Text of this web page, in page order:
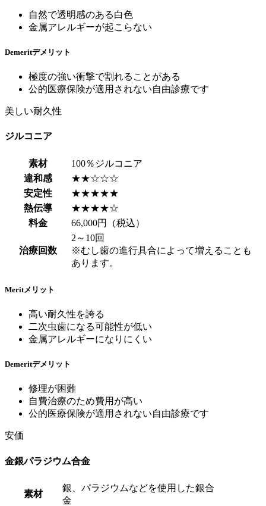
自然で透明感のある白色
金属アレルギーが起こらない
Demeritデメリット
極度の強い衝撃で割れることがある
公的医療保険が適用されない自由診療です
美しい耐久性
ジルコニア
素材
100％ジルコニア
違和感
★★☆☆☆
安定性
★★★★★
熱伝導
★★★★☆
料金
66,000円（税込）
治療回数
2～10回
※むし歯の進行具合によって増えることも
あります。
Merit メリット
高い耐久性を誇る
二次虫歯になる可能性が低い
金属アレルギーになりにくい
Demeritデメリット
修理が困難
自費治療のため費用が高い
公的医療保険が適用されない自由診療です
安価
金銀パラジウム合金
素材
銀、パラジウムなどを使用した銀合
金